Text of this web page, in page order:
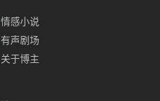
情感小说
有声剧场
关于博主